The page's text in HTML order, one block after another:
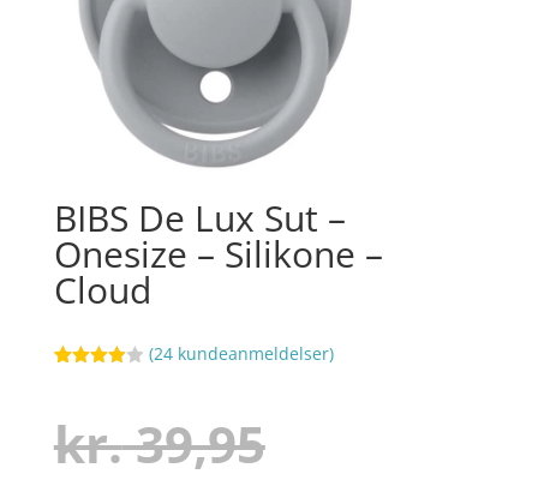
BIBS De Lux Sut –
Onesize – Silikone –
Cloud
baseret
på
kundebed
(24 kundeanmeldelser)
kr.39,95